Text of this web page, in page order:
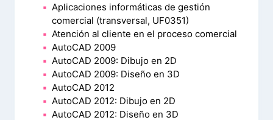
Aplicaciones informáticas de gestión
comercial (transversal, UF0351)
Atención al cliente en el proceso comercial
AutoCAD 2009
AutoCAD 2009: Dibujo en 2D
AutoCAD 2009: Diseño en 3D
AutoCAD 2012
AutoCAD 2012: Dibujo en 2D
AutoCAD 2012: Diseño en 3D